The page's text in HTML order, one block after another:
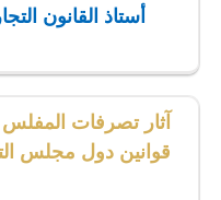
أستاذ القانون
آثار تصرفات
قوانين دول مجلس